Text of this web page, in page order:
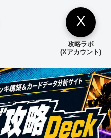
X
攻略ラボ
(Xアカウント)